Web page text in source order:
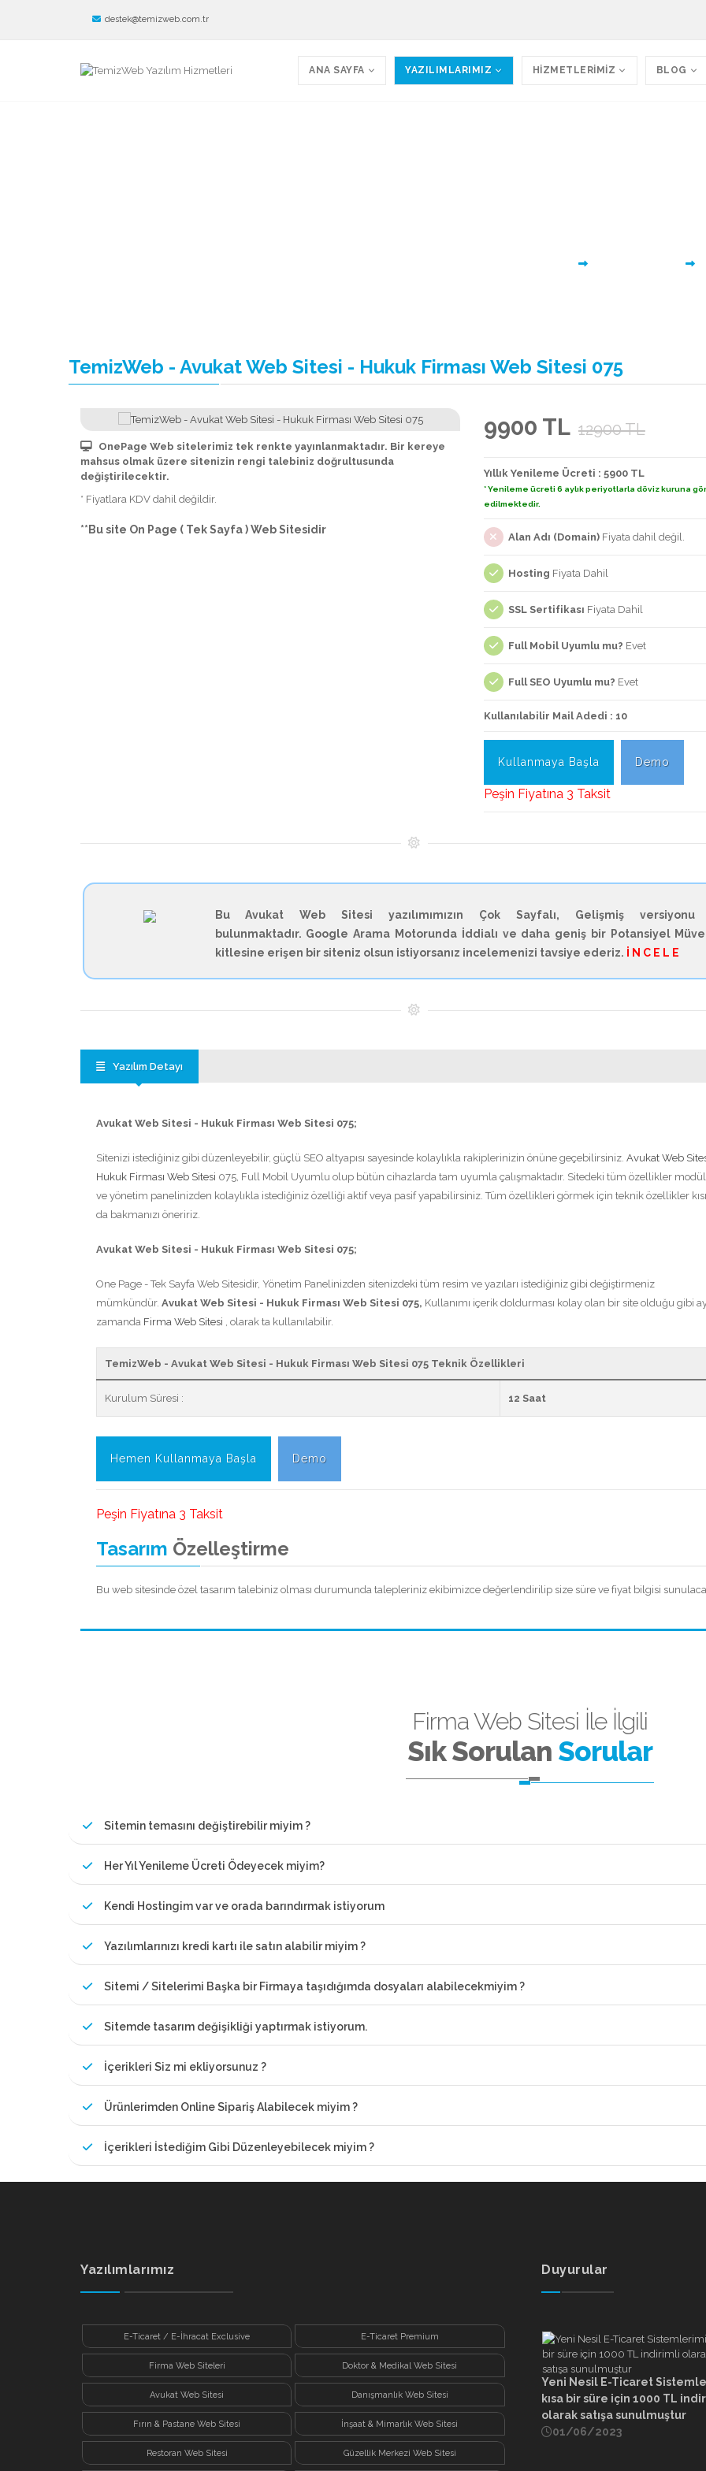
destek@temizweb.com.tr
ANA SAYFA YAZILIMLARIMIZ HİZMETLERİMİZ BLOG
TemizWeb - Avukat Web Sitesi - Hukuk Firması Web Sitesi 075
OnePage Web sitelerimiz tek renkte yayınlanmaktadır. Bir kereye
mahsus olmak üzere sitenizin rengi talebiniz doğrultusunda
değiştirilecektir.
* Fiyatlara KDV dahil değildir.
**Bu site On Page ( Tek Sayfa ) Web Sitesidir
9900 TL 12900 TL
Yıllık Yenileme Ücreti : 5900 TL
* Yenileme ücreti 6 aylık periyotlarla döviz kuruna
edilmektedir.
Alan Adı (Domain)Fiyata dahil değil.
Hosting Fiyata Dahil
SSL Sertifikası Fiyata Dahil
Full Mobil Uyumlu mu? Evet
Full SEO Uyumlu mu? Evet
Kullanılabilir Mail Adedi : 10
Kullanmaya Başla Demo
Peşin Fiyatına 3 Taksit
Bu Avukat Web Sitesi yazılımımızın Çok Sayfalı, Gelişmiş
bulunmaktadır. Google Arama Motorunda İddialı ve daha geniş bir Potansiyel
kitlesine erişen bir siteniz olsun istiyorsanız incelemenizi tavsiye ederiz. İ N C E L E
Yazılım Detayı
Avukat Web Sitesi - Hukuk Firması Web Sitesi 075;
Sitenizi istediğiniz gibi düzenleyebilir, güçlü SEO altyapısı sayesinde kolaylıkla rakiplerinizin önüne geçebilirsiniz. Avukat Web
Hukuk Firması Web Sitesi 075, Full Mobil Uyumlu olup bütün cihazlarda tam uyumla çalışmaktadır. Sitedeki tüm özellikler
ve yönetim panelinizden kolaylıkla istediğiniz özelliği aktif veya pasif yapabilirsiniz. Tüm özellikleri görmek için teknik özellikler
da bakmanızı öneririz.
Avukat Web Sitesi - Hukuk Firması Web Sitesi 075;
One Page - Tek Sayfa Web Sitesidir, Yönetim Panelinizden sitenizdeki tüm resim ve yazıları istediğiniz gibi değiştirmeniz
mümkündür. Avukat Web Sitesi - Hukuk Firması Web Sitesi 075, Kullanımı içerik doldurması kolay olan bir site olduğu gibi
zamanda Firma Web Sitesi , olarak ta kullanılabilir.
TemizWeb - Avukat Web Sitesi - Hukuk Firması Web Sitesi 075 Teknik Özellikleri
Kurulum Süresi : 12 Saat
Hemen Kullanmaya Başla Demo
Peşin Fiyatına 3 Taksit
Tasarım Özelleştirme
Bu web sitesinde özel tasarım talebiniz olması durumunda talepleriniz ekibimizce değerlendirilip size süre ve fiyat bilgisi
Firma Web Sitesi İle İlgili
Sık Sorulan Sorular
Sitemin temasını değiştirebilir miyim ?
Her Yıl Yenileme Ücreti Ödeyecek miyim?
Kendi Hostingim var ve orada barındırmak istiyorum
Yazılımlarınızı kredi kartı ile satın alabilir miyim ?
Sitemi / Sitelerimi Başka bir Firmaya taşıdığımda dosyaları alabilecekmiyim ?
Sitemde tasarım değişikliği yaptırmak istiyorum.
İçerikleri Siz mi ekliyorsunuz ?
Ürünlerimden Online Sipariş Alabilecek miyim ?
İçerikleri İstediğim Gibi Düzenleyebilecek miyim ?
Yazılımlarımız
E-Ticaret / E-İhracat Exclusive E-Ticaret Premium
Firma Web Siteleri Doktor & Medikal Web Sitesi
Avukat Web Sitesi Danışmanlık Web Sitesi
Fırın & Pastane Web Sitesi İnşaat & Mimarlık Web Sitesi
Restoran Web Sitesi Güzellik Merkezi Web Sitesi
Duyurular
Yeni Nesil E-Ticaret
kısa bir süre için 1000 TL
olarak satışa sunulmuştur
01/06/2023